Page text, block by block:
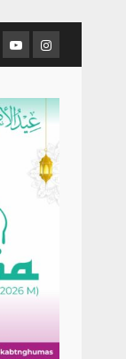
YoutubeInstagram